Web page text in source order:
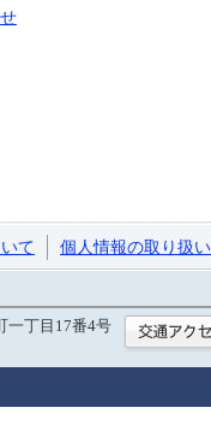
て 個人情報の取り扱い
丁目17番4号